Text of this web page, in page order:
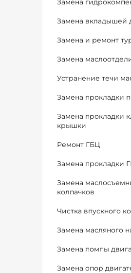
Замена
Замена вкладышей
Замена и ремонт
Замена
Устранение течи
Замена прокладки
Замена прокладки
крышки
Ремонт ГБЦ
Замена прокладки
Замена
колпачков
Чистка впускного
Замена масляного
Замена помпы
Замена опор